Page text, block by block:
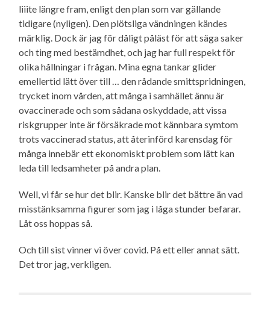
liiite längre fram, enligt den plan som var gällande
tidigare (nyligen). Den plötsliga vändningen kändes
märklig. Dock är jag för dåligt påläst för att säga saker
och ting med bestämdhet, och jag har full respekt för
olika hållningar i frågan. Mina egna tankar glider
emellertid lätt över till … den rådande smittspridningen,
trycket inom vården, att många i samhället ännu är
ovaccinerade och som sådana oskyddade, att vissa
riskgrupper inte är försäkrade mot kännbara symtom
trots vaccinerad status, att återinförd karensdag för
många innebär ett ekonomiskt problem som lätt kan
leda till ledsamheter på andra plan.
Well, vi får se hur det blir. Kanske blir det bättre än vad
misstänksamma figurer som jag i låga stunder befarar.
Låt oss hoppas så.
Och till sist vinner vi över covid. På ett eller annat sätt.
Det tror jag, verkligen.